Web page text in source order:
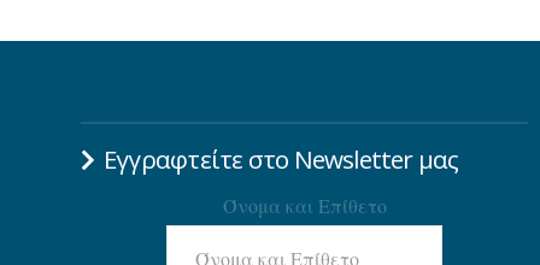
Εγγραφτείτε στο Newsletter μας
Όνομα και Επίθετο